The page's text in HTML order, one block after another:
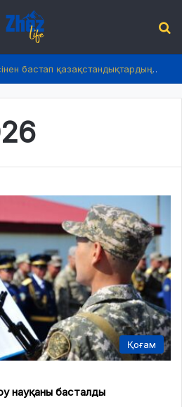
2026 жылдың 1 шілдесінен бастап қазақстандықтардың өмірінде не өзгереді?
Қоғам
науқаны басталды